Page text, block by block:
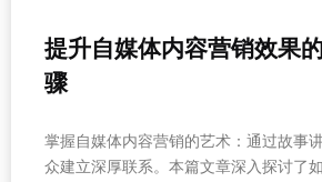
提升自媒体内容营销效果
骤
掌握自媒体内容营销的艺术：通过故事
众建立深厚联系。本篇文章深入探讨了